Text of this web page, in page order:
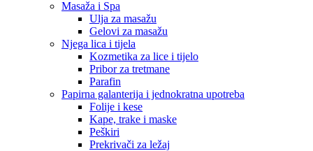
Masaža i Spa
Ulja za masažu
Gelovi za masažu
Njega lica i tijela
Kozmetika za lice i tijelo
Pribor za tretmane
Parafin
Papirna galanterija i jednokratna upotreba
Folije i kese
Kape, trake i maske
Peškiri
Prekrivači za ležaj